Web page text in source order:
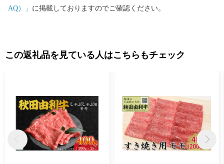
AQ）」 に掲載しておりますのでご確認ください。
この返礼品を見ている人はこちらもチェック